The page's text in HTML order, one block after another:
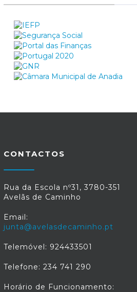
registo da entidade e do seu
CONTACTOS
Rua da Escola nº31, 3780-351
Avelãs de Caminho
Email:
junta@avelasdecaminho.pt
Telemóvel: 924433501
Telefone: 234 741 290
Horário de Funcionamento: